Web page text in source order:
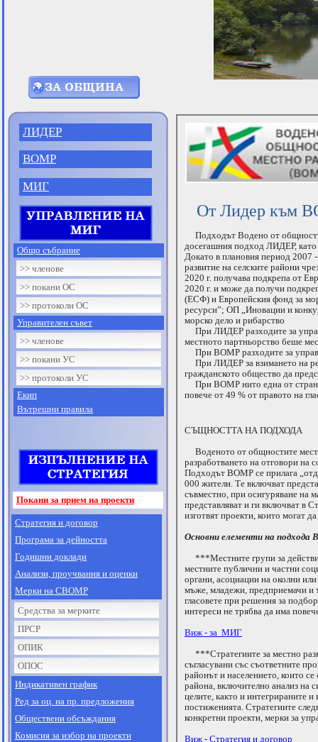
ЛИДЕР
ВОМР
МИГ
Подходът Водено от
досегашния подход ЛИДЕР, като
Докато в плановия период 2007
развитие на селските райони
2020 г. получава подкрепа от
2020 г. и може да получи
(ЕСФ) и Европейския фонд за
ресурси”; ОП „Иновации и
морско дело и рибарство
При ЛИДЕР разходите за
местното партньорство беше
При ВОМР разходите за
При ЛИДЕР за взимането на
гражданското общество да
При ВОМР нито една от
повече от 49 % от правото на
От Лидер към
СЪЩНОСТТА НА ПОДХОДА
Воденото от общностите
разработването на отговори на
Подходът ВОМР се прилага
000 жители. Те включват
съвместно, при осигуряване на
представляват и ги включват в
изготвят проекти, които могат
Основни елементи на подхода
***Местните групи за
местните публични и частни
органи, асоциации на околни
мъже, младежи, предприемачи и
гласовете при решения за
интереси не трябва да има
Виж - за МИГ
***Стратегиите за местно
съгласувани със съответните
районът и населението, които
района, включително анализ на
целите, както и интегрираните
постиженията. Стратегиите
конкретни проекти, мерки за
Виж - Стратегия и договор
Покани за прием на проекти
Общо събрание
>> членове
>> покани ОС
>> протоколи ОС
Управителен съвет
>> членове
>> покани УС
>> протоколи УС
Екип
Вътрешни правила
Стратегия и договор
Програма за дейността
Годишни доклади
Анализи, проучвания и оценки
Мерки на СВОМР
Средства за мерките
ПРСР
ОПИК
ОПОС
Индикативен график
Ред за оц. на пр. предложения
Обществени обсъждания
Комисия за избор на проекти